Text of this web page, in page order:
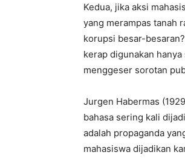
Kedua, jika aksi
yang merampas tanah
korupsi besar-
kerap digunakan
menggeser sorotan
Jurgen Habermas
bahasa sering kali
adalah propaganda
mahasiswa dijadikan